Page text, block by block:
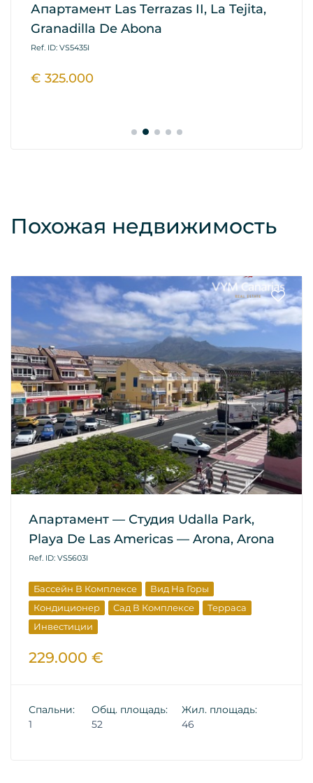
Апартамент Las Terrazas II, La Tejita,
Granadilla De Abona
Ref. ID: VS5435I
€ 325.000
Похожая недвижимость
Апартамент — Студия Udalla Park,
Playa De Las Americas — Arona, Arona
Ref. ID: VS5603I
Бассейн В Комплексе
Вид На Горы
Кондиционер
Сад В Комплексе
Терраса
Инвестиции
229.000 €
Спальни:
1
Общ. площадь:
52
Жил. площадь:
46